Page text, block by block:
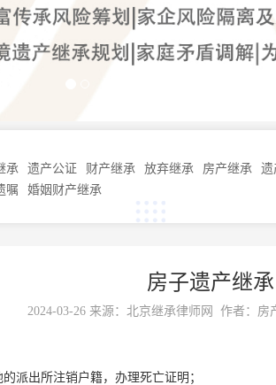
承 遗产公证 财产继承 放弃继承 房产继承
遗
嘱 婚姻财产继承
房子遗产继承
2024-03-26 来源： 北京继承律师网 作者：房
出所注销户籍，办理死亡证明；